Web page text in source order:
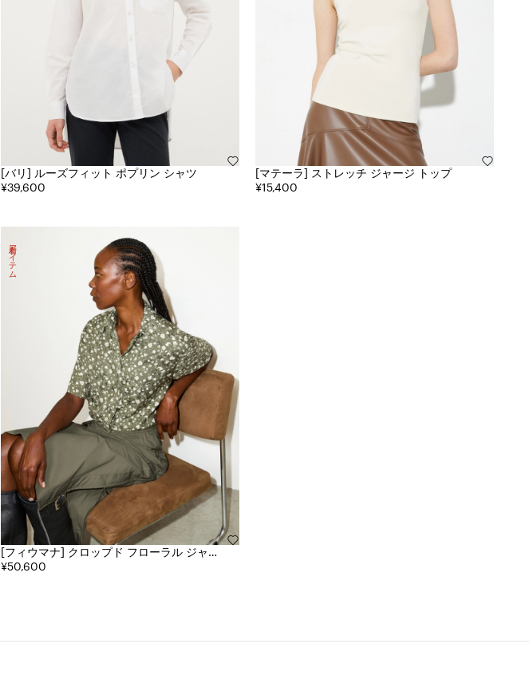
[バリ] ルーズフィット ポプリン シャツ
¥39,600
[マテーラ] ストレッチ ジャージ トップ
¥15,400
[フィウマナ] クロップド フローラル ジャカ
ード シャツ
¥50,600
新着アイテム